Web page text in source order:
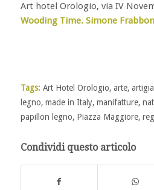
Art hotel Orologio, via IV
Wooding Time. Simone
Tags: Art Hotel Orologio, arte,
legno, made in Italy, manifatture,
papillon legno, Piazza Maggiore,
Condividi questo articolo